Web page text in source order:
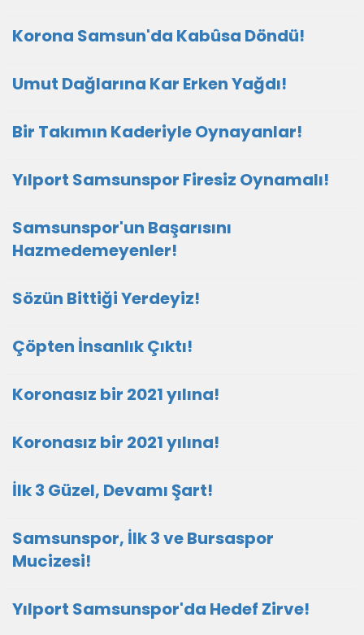
Korona Samsun'da Kabûsa Döndü!
Umut Dağlarına Kar Erken Yağdı!
Bir Takımın Kaderiyle Oynayanlar!
Yılport Samsunspor Firesiz Oynamalı!
Samsunspor'un Başarısını
Hazmedemeyenler!
Sözün Bittiği Yerdeyiz!
Çöpten İnsanlık Çıktı!
Koronasız bir 2021 yılına!
Koronasız bir 2021 yılına!
İlk 3 Güzel, Devamı Şart!
Samsunspor, İlk 3 ve Bursaspor
Mucizesi!
Yılport Samsunspor'da Hedef Zirve!